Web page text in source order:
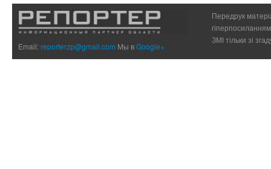
Email:reporterzp@gmail.com Мы вGoogle+
Передрук
ЗМІ тільки зі